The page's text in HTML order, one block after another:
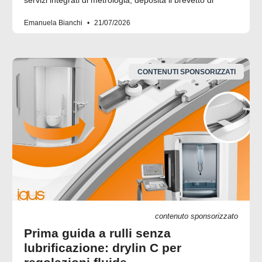
Emanuela Bianchi 21/07/2026
CONTENUTI SPONSORIZZATI
contenuto sponsorizzato
Prima guida a rulli senza
lubrificazione: drylin C per